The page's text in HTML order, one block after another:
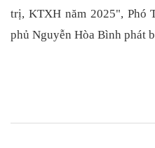
trị, KTXH năm 2025", Phó
phủ Nguyễn Hòa Bình phát